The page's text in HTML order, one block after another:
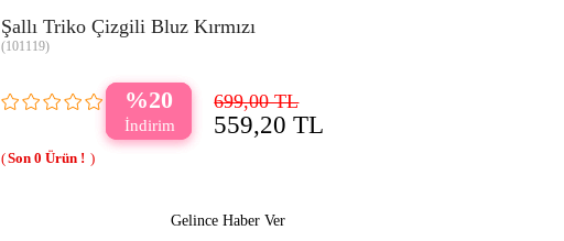
Şallı Triko Çizgili Bluz Kırmızı
(101119)
20 699,00 TL
559,20 TL
0
Gelince Haber Ver